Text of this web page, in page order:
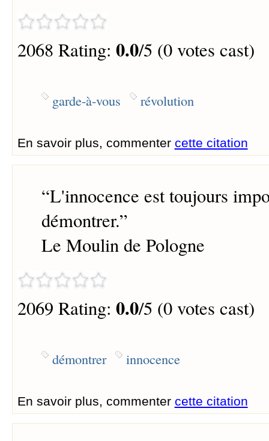
2068 Rating: 0.0/5 (0 votes cast)
garde-à-vous révolution
En savoir plus, commenter cette citation
“L'innocence est toujours
démontrer.”
Le Moulin de Pologne
2069 Rating: 0.0/5 (0 votes cast)
démontrer innocence
En savoir plus, commenter cette citation